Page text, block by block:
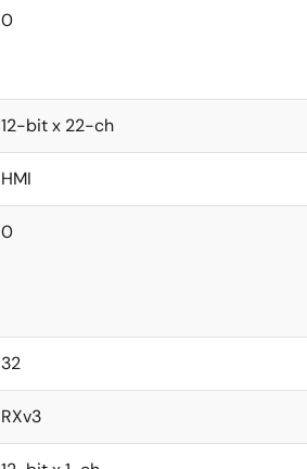
0
12-bit x 22-ch
HMI
0
32
RXv3